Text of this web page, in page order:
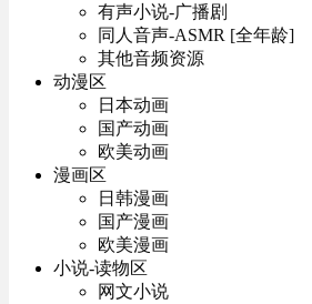
有声小说-广播剧
同人音声-ASMR [全年龄]
其他音频资源
动漫区
日本动画
国产动画
欧美动画
漫画区
日韩漫画
国产漫画
欧美漫画
小说-读物区
网文小说